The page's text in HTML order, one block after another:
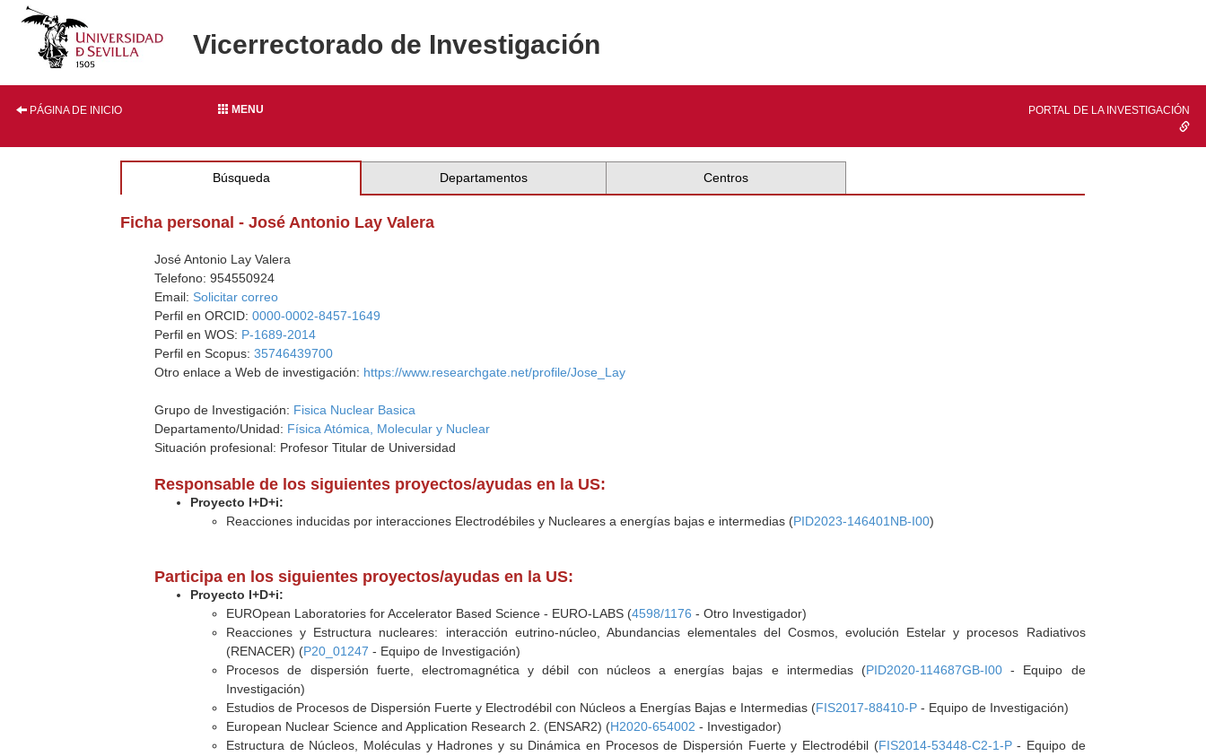
Vicerrectorado de Investigación
PÁGINA DE INICIO MENU PORTAL DE LA INVESTIGACIÓN
Búsqueda Departamentos Centros
Ficha personal - José Antonio Lay Valera
José Antonio Lay Valera
Telefono: 954550924
Email: Solicitar correo
Perfil en ORCID:0000-0002-8457-1649
Perfil en WOS: P-1689-2014
Perfil en Scopus:35746439700
Otro enlace a Web de investigación: https://www.researchgate.net/profile/Jose_Lay
Grupo de Investigación: Fisica Nuclear Basica
Departamento/Unidad: Física Atómica, Molecular y Nuclear
Situación profesional: Profesor Titular de Universidad
Responsable de los siguientes proyectos/ayudas en la US:
Proyecto I+D+i:
Reacciones inducidas por interacciones Electrodébiles y Nucleares a energías bajas e intermedias (PID2023-146401NB-I00)
Participa en los siguientes proyectos/ayudas en la US:
Proyecto I+D+i:
EUROpean Laboratories for Accelerator Based Science - EURO-LABS (4598/1176 - Otro Investigador)
Reacciones y Estructura nucleares: interacción eutrino-núcleo, Abundancias elementales del Cosmos, evolución Estelar y procesos Radiativos
(RENACER) (P20_01247 - Equipo de Investigación)
Procesos de dispersión fuerte, electromagnética y débil con núcleos a energías bajas e intermedias (PID2020-114687GB-I00 - Equipo de
Investigación)
Estudios de Procesos de Dispersión Fuerte y Electrodébil con Núcleos a Energías Bajas e Intermedias (FIS2017-88410-P - Equipo de Investigación)
European Nuclear Science and Application Research 2. (ENSAR2) (H2020-654002 - Investigador)
Estructura de Núcleos, Moléculas y Hadrones y su Dinámica en Procesos de Dispersión Fuerte y Electrodébil (FIS2014-53448-C2-1-P- Equipo de